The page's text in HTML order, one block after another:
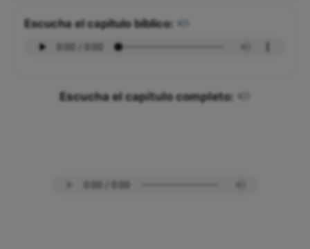
Escucha el capítulo bíblico:
Escucha el capítulo completo: